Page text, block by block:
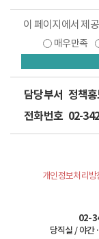
이 페이지에서 제
매우만족
담당부서 정책
전화번호 02-
개인정보처리방
02-
당직실 / 야간